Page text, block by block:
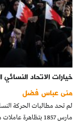
إفتتاحية
فكرة
دفاتر
بالصورة
كتّابنا
الأرشيف
خيارات الاتحاد النسائي
منى عباس فضل
مارس 1857 بتظاهرة عاملات مصانع النسيج الأميركية...